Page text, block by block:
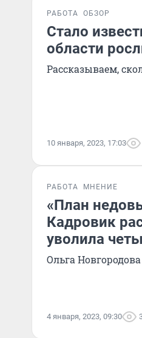
РАБОТА ОБЗОР
Стало
области
Рассказываем,
10 января, 2023, 17:03
РАБОТА МНЕНИЕ
«План
Кадровик
уволила
Ольга
4 января, 2023, 09:30